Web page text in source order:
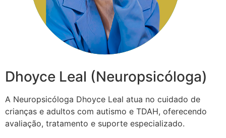
Dhoyce Leal (Neuropsicóloga)
A Neuropsicóloga Dhoyce Leal atua no cuidado de
crianças e adultos com autismo e TDAH, oferecendo
avaliação, tratamento e suporte especializado.